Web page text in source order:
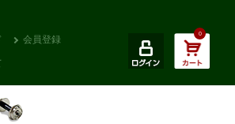
会員登録
0